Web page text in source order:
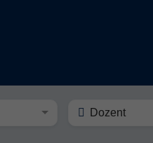
Dozent